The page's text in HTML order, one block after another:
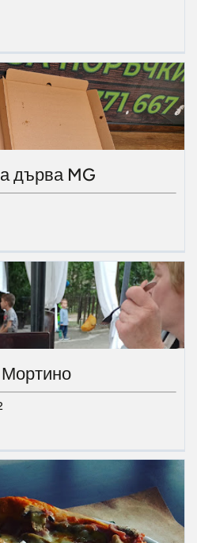
дърва MG